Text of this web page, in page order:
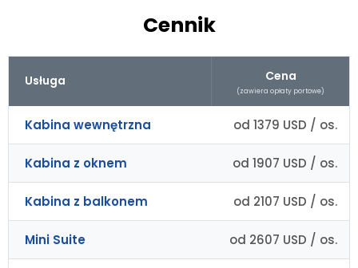
Cennik
Usługa Cena
(zawiera opłaty portowe)
Kabina wewnętrzna od 1379 USD / os.
Kabina z oknem od 1907 USD / os.
Kabina z balkonem od 2107 USD / os.
Mini Suite od 2607 USD / os.